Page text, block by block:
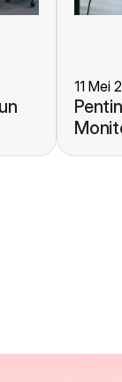
11 Mei